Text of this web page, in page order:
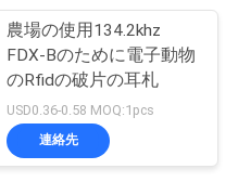
農場の使用134.2khz
FDX-Bのために電子動物
のRfidの破片の耳札
USD0.36-0.58 MOQ:1pcs
連絡先